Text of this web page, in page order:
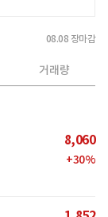
08.08 장마감
거래량
8,060
+30%